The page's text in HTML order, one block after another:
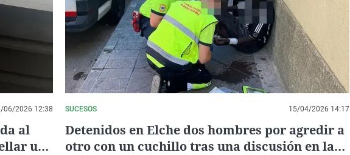
06/2026 12:38
al
un
SUCESOS 15/04/2026 14:17
Detenidos en Elche dos hombres por agredir a
otro con un cuchillo tras una discusión en la